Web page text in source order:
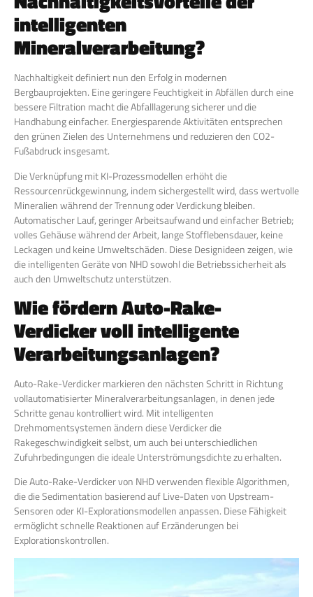
intelligenten
Mineralverarbeitung?
Nachhaltigkeit definiert nun den Erfolg in modernen
Bergbauprojekten. Eine geringere Feuchtigkeit in Abfällen durch eine
bessere Filtration macht die Abfalllagerung sicherer und die
Handhabung einfacher. Energiesparende Aktivitäten entsprechen
den grünen Zielen des Unternehmens und reduzieren den CO2-
Fußabdruck insgesamt.
Die Verknüpfung mit KI-Prozessmodellen erhöht die
Ressourcenrückgewinnung, indem sichergestellt wird, dass wertvolle
Mineralien während der Trennung oder Verdickung bleiben.
Automatischer Lauf, geringer Arbeitsaufwand und einfacher Betrieb;
volles Gehäuse während der Arbeit, lange Stofflebensdauer, keine
Leckagen und keine Umweltschäden. Diese Designideen zeigen, wie
die intelligenten Geräte von NHD sowohl die Betriebssicherheit als
auch den Umweltschutz unterstützen.
Wie fördern Auto-Rake-
Verdicker voll intelligente
Verarbeitungsanlagen?
Auto-Rake-Verdicker markieren den nächsten Schritt in Richtung
vollautomatisierter Mineralverarbeitungsanlagen, in denen jede
Schritte genau kontrolliert wird. Mit intelligenten
Drehmomentsystemen ändern diese Verdicker die
Rakegeschwindigkeit selbst, um auch bei unterschiedlichen
Zufuhrbedingungen die ideale Unterströmungsdichte zu erhalten.
Die Auto-Rake-Verdicker von NHD verwenden flexible Algorithmen,
die die Sedimentation basierend auf Live-Daten von Upstream-
Sensoren oder KI-Explorationsmodellen anpassen. Diese Fähigkeit
ermöglicht schnelle Reaktionen auf Erzänderungen bei
Explorationskontrollen.